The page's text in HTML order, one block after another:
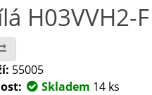
H03VVH2-F
55005
Skladem 14 ks